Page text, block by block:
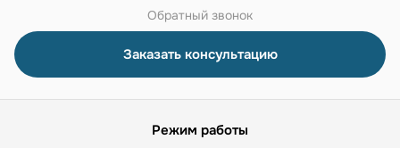
Обратный звонок
Заказать консультацию
Режим работы